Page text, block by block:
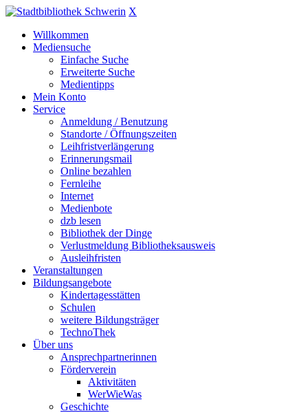
X
Willkommen
Mediensuche
Einfache Suche
Erweiterte Suche
Medientipps
Mein Konto
Service
Anmeldung / Benutzung
Standorte / Öffnungszeiten
Leihfristverlängerung
Erinnerungsmail
Online bezahlen
Fernleihe
Internet
Medienbote
dzb lesen
Bibliothek der Dinge
Verlustmeldung Bibliotheksausweis
Ausleihfristen
Veranstaltungen
Bildungsangebote
Kindertagesstätten
Schulen
weitere Bildungsträger
TechnoThek
Über uns
Ansprechpartnerinnen
Förderverein
Aktivitäten
WerWieWas
Geschichte